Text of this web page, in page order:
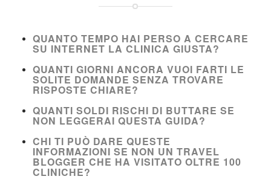
QUANTO TEMPO HAI PERSO A CERCARE
SU INTERNET LA CLINICA GIUSTA?
QUANTI GIORNI ANCORA VUOI FARTI LE
SOLITE DOMANDE SENZA TROVARE
RISPOSTE CHIARE?
QUANTI SOLDI RISCHI DI BUTTARE SE
NON LEGGERAI QUESTA GUIDA?
CHI TI PUÒ DARE QUESTE
INFORMAZIONI SE NON UN TRAVEL
BLOGGER CHE HA VISITATO OLTRE 100
CLINICHE?